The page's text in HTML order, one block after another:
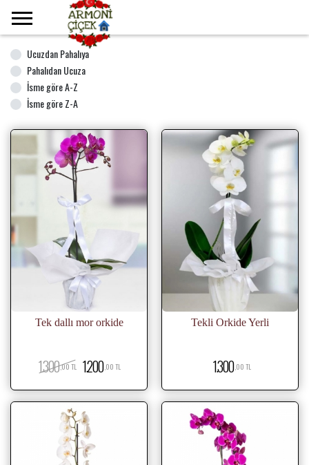
Orkide
Ucuzdan Pahalıya
Pahalıdan Ucuza
İsme göre A-Z
İsme göre Z-A
Tek dallı mor orkide
1.300,00 TL 1.200,00 TL
Tekli Orkide Yerli
1.300,00 TL